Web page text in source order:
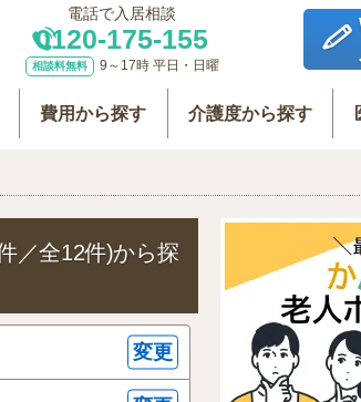
電話で入居相談
0120-175-155
相談料無料 9～17時 平日・日曜
費用から探す 介護度から探す
／全12件)から探
変更